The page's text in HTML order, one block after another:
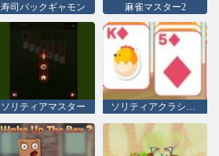
寿司バックギャモン 麻雀マスター2
ソリティアマスター ソリティアクラシックイースター